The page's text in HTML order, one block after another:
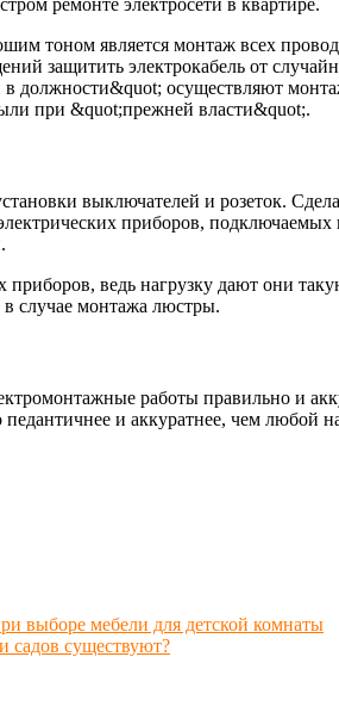
тоном является монтаж всех
защитить электрокабель от
должности&quot; осуществляют
при &quot;прежней власти&quot;.
выключателей и розеток.
приборов,
ведь нагрузку дают они
в случае монтажа люстры.
работы правильно и
и аккуратнее, чем
выборе мебели для детской комнаты
садов существуют?